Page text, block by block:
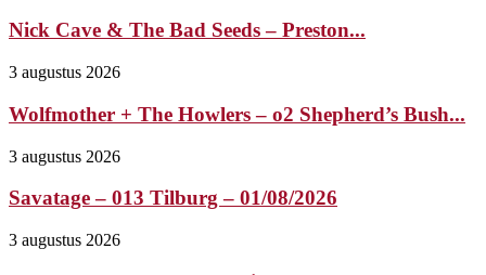
Nick Cave & The Bad Seeds – Preston...
3 augustus 2026
Wolfmother + The Howlers – o2 Shepherd’s Bush...
3 augustus 2026
Savatage – 013 Tilburg – 01/08/2026
3 augustus 2026